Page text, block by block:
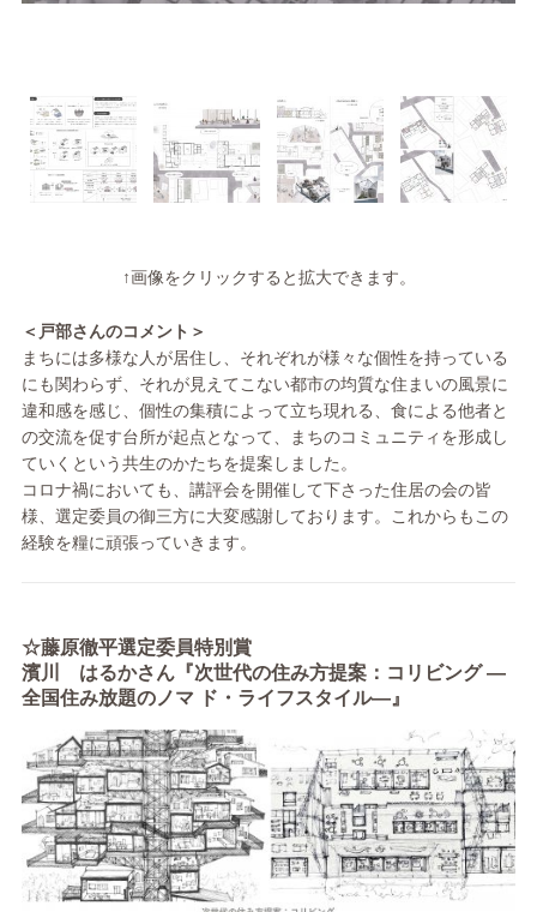
↑画像をクリックすると拡大できます。
＜戸部さんのコメント＞
まちには多様な人が居住し、それぞれが様々な個性を持っている
にも関わらず、それが見えてこない都市の均質な住まいの風景に
違和感を感じ、個性の集積によって立ち現れる、食による他者と
の交流を促す台所が起点となって、まちのコミュニティを形成し
ていくという共生のかたちを提案しました。
コロナ禍においても、講評会を開催して下さった住居の会の皆
様、選定委員の御三方に大変感謝しております。これからもこの
経験を糧に頑張っていきます。
☆藤原徹平選定委員特別賞
濱川 はるかさん『次世代の住み方提案：コリビング —
全国住み放題のノマ ド・ライフスタイル—』